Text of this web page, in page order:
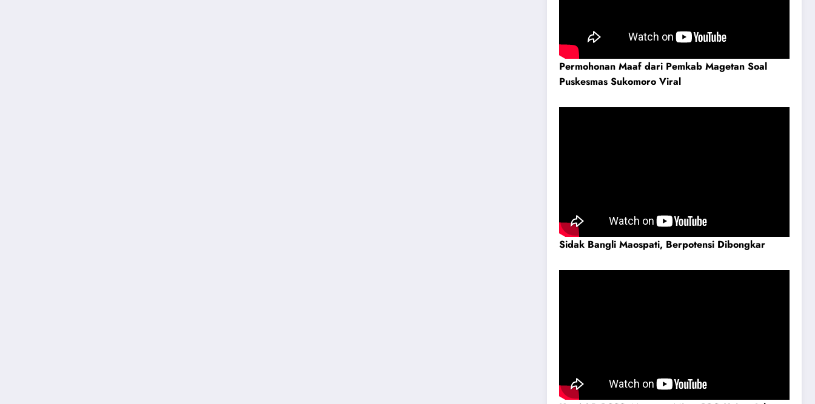
Permohonan Maaf dari Pemkab Magetan Soal
Puskesmas Sukomoro Viral
Sidak Bangli Maospati, Berpotensi Dibongkar